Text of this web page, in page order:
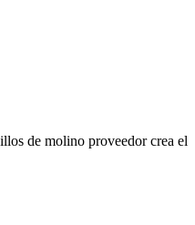
de molino proveedor crea el